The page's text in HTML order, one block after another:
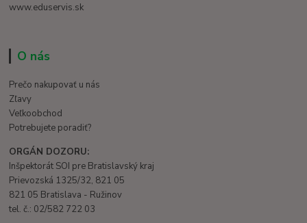
www.eduservis.sk
O nás
Prečo nakupovať u nás
Zľavy
Veľkoobchod
Potrebujete poradiť?
ORGÁN DOZORU:
Inšpektorát SOI pre Bratislavský kraj
Prievozská 1325/32, 821 05
821 05 Bratislava - Ružinov
tel. č.: 02/582 722 03